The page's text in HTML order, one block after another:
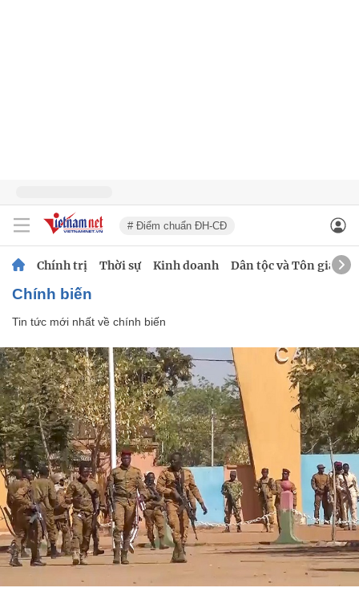
# Điểm chuẩn ĐH-CĐ
Chính trị Thời sự Kinh doanh Dân tộc và Tôn giáo
chính biến
Tin tức mới nhất về chính biến